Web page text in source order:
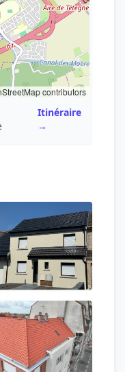
contributors
Itinéraire
→